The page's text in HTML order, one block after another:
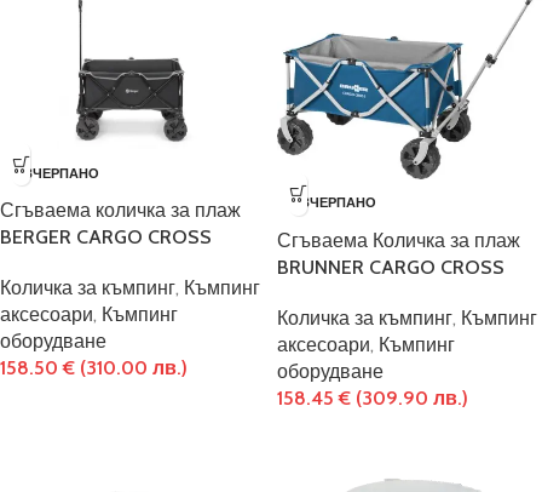
ИЗЧЕРПАНО
Сгъваема количка за плаж
BERGER CARGO CROSS
Количка за къмпинг, Къмпинг
аксесоари, Къмпинг
оборудване
158.50€ (310.00 лв.)
ИЗЧЕРПАНО
Сгъваема Количка за плаж
BRUNNER CARGO CROSS
Количка за къмпинг, Къмпинг
аксесоари, Къмпинг
оборудване
158.45€ (309.90 лв.)